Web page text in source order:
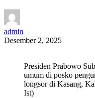
admin
Desember 2, 2025
Presiden Prabowo
umum di posko
longsor di Kasang,
Ist)